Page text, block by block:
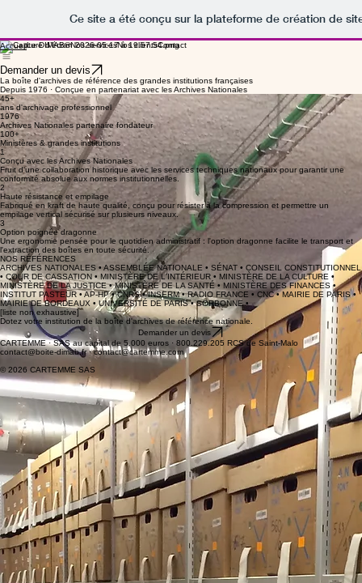
Ce site a été conçu sur la plateforme de création de
AccueilLe DIMAB®Nos servicesNos clientsContact
Demander un devis
La boîte d'archives de référence des grandes institutions françaises
Depuis 1976 · Conçue en partenariat avec les Archives Nationales
45+
ans d'archivage professionnel
1976
Archives Nationales partenaire fondateur
100+
Ministères & grandes institutions
1
Conçu avec les Archives Nationales
Fruit d'une collaboration historique avec les services techniques nationaux pour garantir une
conformité absolue aux normes institutionnelles.
2
Haute résistance et empilage
Fabriqué en kraft de haute qualité, conçu pour résister à la compression et permettre un
empilage vertical sécurisé sur plusieurs niveaux.
3
Option poignée dragonne
Une ergonomie pensée pour le quotidien administratif : l'option dragonne facilite le transport et
l'extraction des boîtes en toute sécurité.
NOS RÉFÉRENCES
ARCHIVES NATIONALES • ASSEMBLÉE NATIONALE • SÉNAT • CONSEIL CONSTITUTIONNEL
• COUR DE CASSATION • MINISTÈRE DE L'INTÉRIEUR • MINISTÈRE DE LA CULTURE •
MINISTÈRE DE LA JUSTICE • MINISTÈRE DE LA SANTÉ • MINISTÈRE DES FINANCES •
INSTITUT PASTEUR • AP-HP • CNRS • INSERM • RADIO FRANCE • CNC • MAIRIE DE PARIS •
MAIRIE DE BORDEAUX • UNIVERSITÉ DE PARIS • SORBONNE •
[liste non exhaustive]
Dotez votre institution de la boîte d'archives de référence nationale.
Demander un devis
CARTEMME ·SAS au capital de 5.000 euros · 800.229.205 RCS de Saint-Malo
contact@boite-dimab.fr· contact@cartemme.com
© 2026 CARTEMME SAS